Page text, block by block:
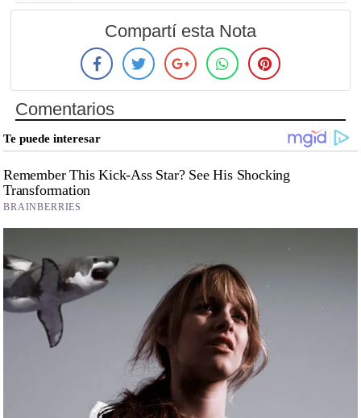
Compartí esta Nota
Comentarios